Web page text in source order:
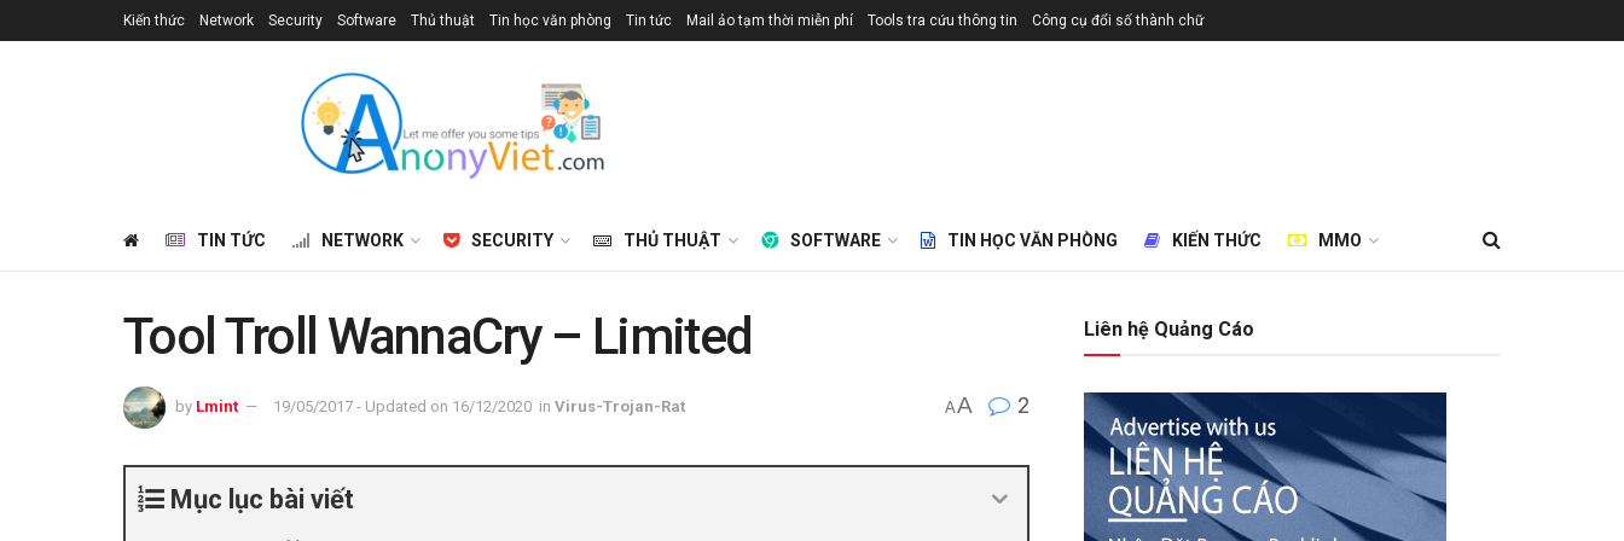
Kiến thức Network Security Software Thủ thuật Tin học văn phòng Tin tức Mail ảo tạm thời miễn phí Tools tra cứu thông tin Công cụ đổi số thành chữ
TIN TỨC NETWORK SECURITY THỦ THUẬT SOFTWARE TIN HỌC VĂN PHÒNG KIẾN THỨC MMO
Tool Troll WannaCry – Limited
by Lmint 19/05/2017 - Updated on 16/12/2020 in Virus-Trojan-Rat AA 2
Mục lục bài viết
Liên hệ Quảng Cáo